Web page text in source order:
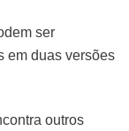
ser
em duas versões
outros